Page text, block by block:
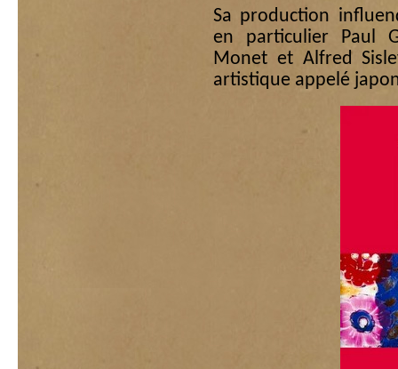
Sa production
en particulier Paul
Monet et Alfred
artistique appelé